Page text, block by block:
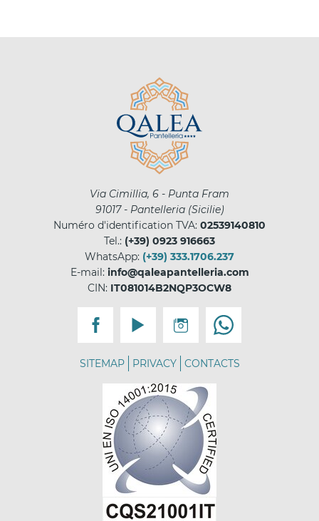
Via Cimillia, 6 - Punta Fram
91017- Pantelleria(Sicilie)
Numéro d'identification TVA: 02539140810
Tel.: (+39) 0923 916663
WhatsApp: (+39) 333.1706.237
E-mail: info@qaleapantelleria.com
CIN: IT081014B2NQP3OCW8
SITEMAP PRIVACY CONTACTS